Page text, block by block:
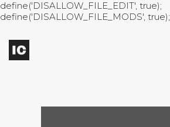
define('DISALLOW_FILE_EDIT', true);
define('DISALLOW_FILE_MODS', true);